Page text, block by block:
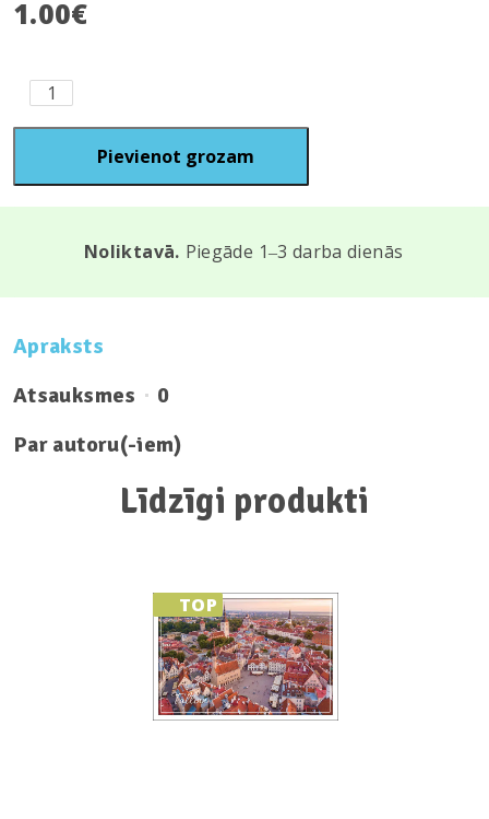
1.00€
P101
quantity
Pievienot grozam
Noliktavā. Piegāde 1‒3 darba dienās
Apraksts
Atsauksmes
0
Par autoru(-iem)
Līdzīgi produkti
TOP